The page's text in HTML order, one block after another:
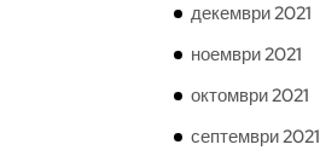
декември 2021
ноември 2021
октомври 2021
септември 2021